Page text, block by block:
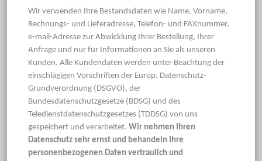
Wir verwenden Ihre Bestandsdaten wie Name, Vorname,
Rechnungs- und Lieferadresse, Telefon- und FAXnummer,
e-mail-Adresse zur Abwicklung Ihrer Bestellung, Ihrer
Anfrage und nur für Informationen an Sie als unseren
Kunden. Alle Kundendaten werden unter Beachtung der
einschlägigen Vorschriften der Europ. Datenschutz-
Grundverordnung (DSGVO), der
Bundesdatenschutzgesetze (BDSG) und des
Teledienstdatenschutzgesetzes (TDDSG) von uns
gespeichert und verarbeitet. Wir nehmen Ihren
Datenschutz sehr ernst und behandeln Ihre
personenbezogenen Daten vertraulich und